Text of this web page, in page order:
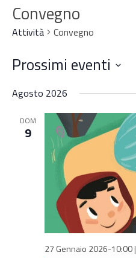
Convegno
Attività Convegno
Prossimi eventi
la
data.
Agosto 2026
DOM
9
27 Gennaio 2026-10:00|